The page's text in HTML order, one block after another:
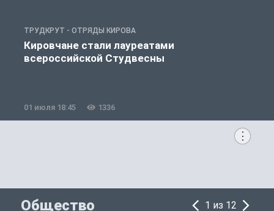
ТРУДКРУТ - ОТРЯДЫ КИРОВА
Кировчане стали лауреатами
всероссийской Студвесны
01 июля 18:45 1336
Общество 1 из 12